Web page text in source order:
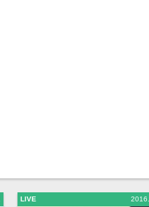
LIVE